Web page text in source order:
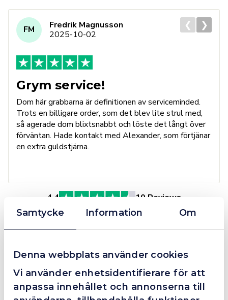
Samtycke Information Om
Denna webbplats använder cookies
Vi använder enhetsidentifierare för att
anpassa innehållet och annonserna till
4.4 10 Reviews
FM
Fredrik Magnusson
2025-10-02
Grym service!
Dom här grabbarna är definitionen av serviceminded.
Trots en billigare order, som det blev lite strul med,
så agerade dom blixtsnabbt och löste det långt över
förväntan. Hade kontakt med Alexander, som förtjänar
en extra guldstjärna.
❮ ❯
WERA 80 Vario handtag 6 mm
6 mm Vario klingadapter. Kraftform Plus-grepp för
behagligt ergonomiskt arbete, utan blåsor och valkar.